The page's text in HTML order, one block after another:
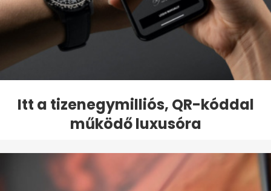
Itt a tizenegymilliós, QR-kóddal
működő luxusóra